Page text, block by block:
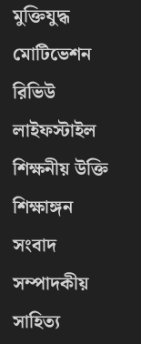
মুক্তিযুদ্ধ
মোটিভেশন
রিভিউ
লাইফস্টাইল
শিক্ষনীয় উক্তি
শিক্ষাঙ্গন
সংবাদ
সম্পাদকীয়
সাহিত্য